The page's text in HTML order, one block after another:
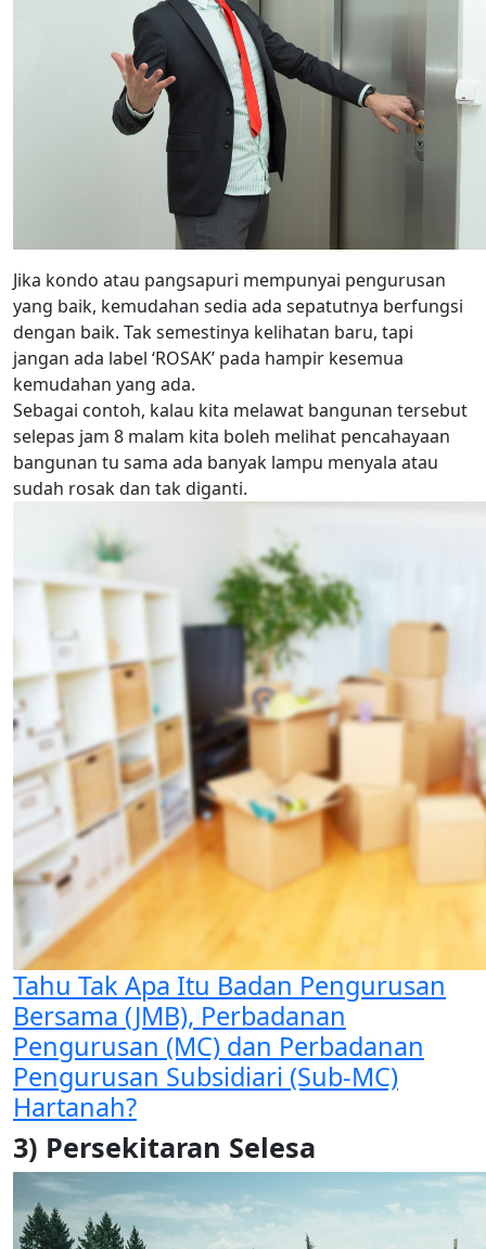
Jika kondo atau pangsapuri mempunyai pengurusan
yang baik, kemudahan sedia ada sepatutnya berfungsi
dengan baik. Tak semestinya kelihatan baru, tapi
jangan ada label ‘ROSAK’ pada hampir kesemua
kemudahan yang ada.
Sebagai contoh, kalau kita melawat bangunan tersebut
selepas jam 8 malam kita boleh melihat pencahayaan
bangunan tu sama ada banyak lampu menyala atau
sudah rosak dan tak diganti.
Tahu Tak Apa Itu Badan Pengurusan
Bersama (JMB), Perbadanan
Pengurusan (MC) dan Perbadanan
Pengurusan Subsidiari (Sub-MC)
Hartanah?
3) Persekitaran Selesa